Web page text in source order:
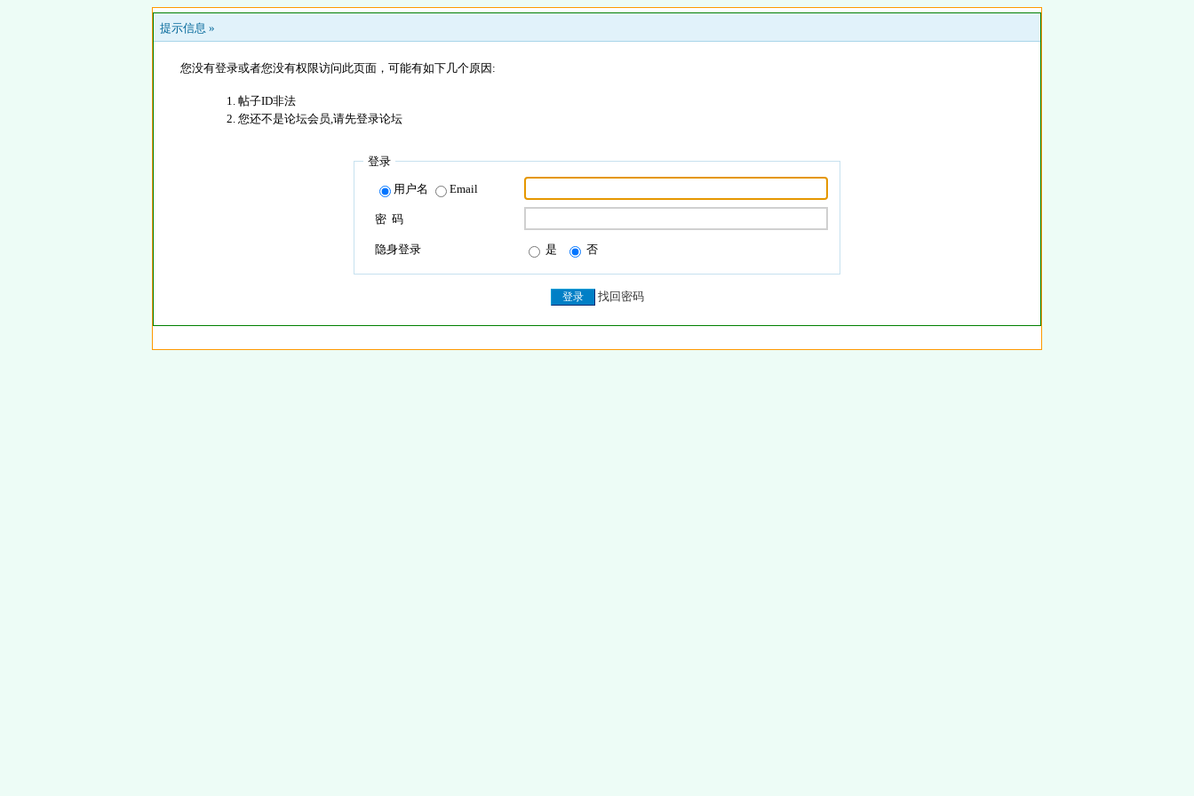
提示信息 »
您没有登录或者您没有权限访问此页面，可能有如下几个原因:
帖子ID非法
您还不是论坛会员,请先登录论坛
登录
用户名 Email
密 码
隐身登录 是 否
找回密码